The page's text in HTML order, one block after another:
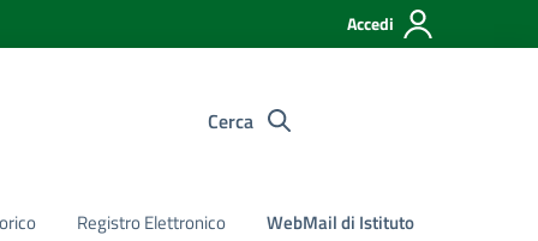
Accedi
Cerca
Registro Elettronico WebMail di Istituto